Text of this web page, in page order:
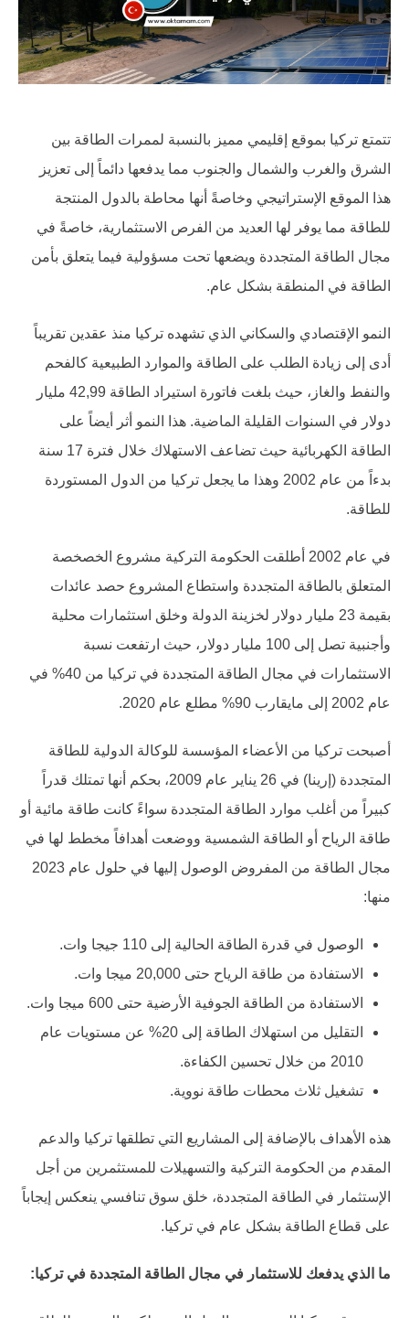
تتمتع تركيا بموقع إقليمي مميز بالنسبة لممرات الطاقة بين
الشرق والغرب والشمال والجنوب مما يدفعها دائماً إلى تعزيز
هذا الموقع الإستراتيجي وخاصةً أنها محاطة بالدول المنتجة
للطاقة مما يوفر لها العديد من الفرص الاستثمارية، خاصةً في
مجال الطاقة المتجددة ويضعها تحت مسؤولية فيما يتعلق بأمن
الطاقة في المنطقة بشكل عام.
النمو الإقتصادي والسكاني الذي تشهده تركيا منذ عقدين تقريباً
أدى إلى زيادة الطلب على الطاقة والموارد الطبيعية كالفحم
والنفط والغاز، حيث بلغت فاتورة استيراد الطاقة 42,99 مليار
دولار في السنوات القليلة الماضية. هذا النمو أثر أيضاً على
الطاقة الكهربائية حيث تضاعف الاستهلاك خلال فترة 17 سنة
بدءاً من عام 2002 وهذا ما يجعل تركيا من الدول المستوردة
للطاقة.
في عام 2002 أطلقت الحكومة التركية مشروع الخصخصة
المتعلق بالطاقة المتجددة واستطاع المشروع حصد عائدات
بقيمة 23 مليار دولار لخزينة الدولة وخلق استثمارات محلية
وأجنبية تصل إلى 100 مليار دولار، حيث ارتفعت نسبة
الاستثمارات في مجال الطاقة المتجددة في تركيا من 40% في
عام 2002 إلى مايقارب 90% مطلع عام 2020.
أصبحت تركيا من الأعضاء المؤسسة للوكالة الدولية للطاقة
المتجددة (إرينا) في 26 يناير عام 2009، بحكم أنها تمتلك قدراً
كبيراً من أغلب موارد الطاقة المتجددة سواءً كانت طاقة مائية أو
طاقة الرياح أو الطاقة الشمسية ووضعت أهدافاً مخطط لها في
مجال الطاقة من المفروض الوصول إليها في حلول عام 2023
منها:
الوصول في قدرة الطاقة الحالية إلى 110 جيجا وات.
الاستفادة من طاقة الرياح حتى 20,000 ميجا وات.
الاستفادة من الطاقة الجوفية الأرضية حتى 600 ميجا وات.
التقليل من استهلاك الطاقة إلى 20% عن مستويات عام
2010 من خلال تحسين الكفاءة.
تشغيل ثلاث محطات طاقة نووية.
هذه الأهداف بالإضافة إلى المشاريع التي تطلقها تركيا والدعم
المقدم من الحكومة التركية والتسهيلات للمستثمرين من أجل
الإستثمار في الطاقة المتجددة، خلق سوق تنافسي ينعكس إيجاباً
على قطاع الطاقة بشكل عام في تركيا.
ما الذي يدفعك للاستثمار في مجال الطاقة المتجددة في تركيا: